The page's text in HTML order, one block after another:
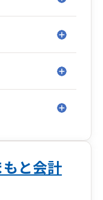
と会計